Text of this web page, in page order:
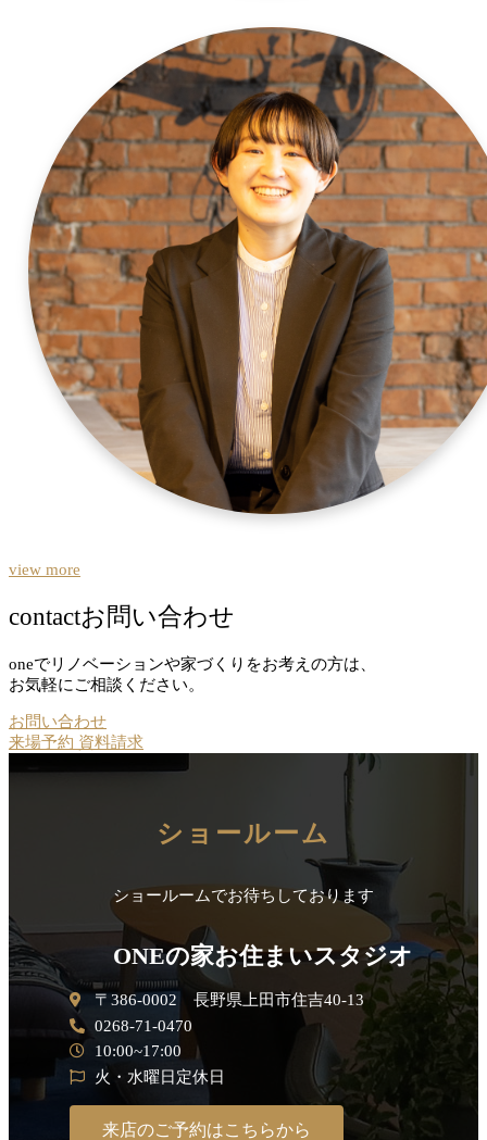
view more
contactお問い合わせ
oneでリノベーションや家づくりをお考えの方は、
お気軽にご相談ください。
お問い合わせ
来場予約 資料請求
ショールーム
ショールームでお待ちしております
ONEの家お住まいスタジオ
〒386-0002 長野県上田市住吉40-13
0268-71-0470
10:00~17:00
火・水曜日定休日
来店のご予約はこちらから